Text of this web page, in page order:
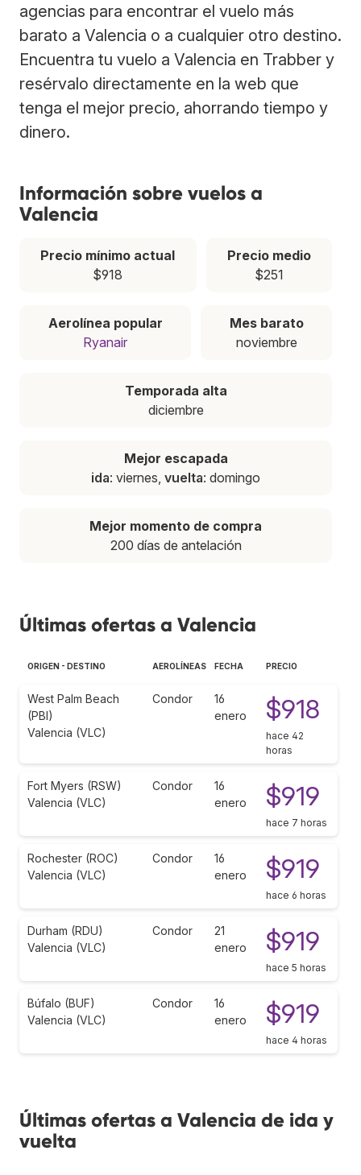
agencias para encontrar el vuelo más
barato a Valencia o a cualquier otro destino.
Encuentra tu vuelo a Valencia en Trabber y
resérvalo directamente en la web que
tenga el mejor precio, ahorrando tiempo y
dinero.
Información sobre vuelos a
Valencia
Precio mínimo actual
$918
Precio medio
$251
Aerolínea popular
Ryanair
Mes barato
noviembre
Temporada alta
diciembre
Mejor escapada
ida: viernes, vuelta: domingo
Mejor momento de compra
200 días de antelación
Últimas ofertas a Valencia
ORIGEN - DESTINO AEROLÍNEAS FECHA PRECIO
West Palm Beach
(PBI)
Valencia (VLC)
Condor
16
enero
$918
hace 42
horas
Fort Myers (RSW)
Valencia (VLC)
Condor
16
enero
$919
hace 7 horas
Rochester (ROC)
Valencia (VLC)
Condor
16
enero
$919
hace 6 horas
Durham (RDU)
Valencia (VLC)
Condor
21
enero
$919
hace 5 horas
Búfalo (BUF)
Valencia (VLC)
Condor
16
enero
$919
hace 4 horas
Últimas ofertas a Valencia de ida y
vuelta